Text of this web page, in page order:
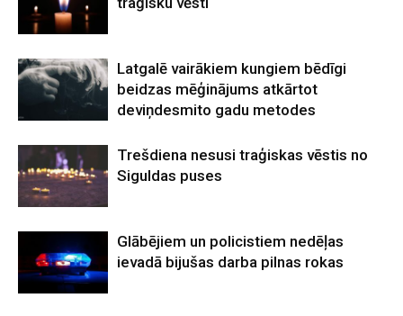
Latgalē vairākiem kungiem bēdīgi
beidzas mēģinājums atkārtot
deviņdesmito gadu metodes
Trešdiena nesusi traģiskas vēstis no
Siguldas puses
Glābējiem un policistiem nedēļas
ievadā bijušas darba pilnas rokas